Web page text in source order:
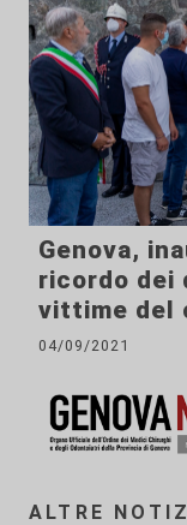
Genova,
ricordo dei
vittime del
04/09/2021
ALTRE